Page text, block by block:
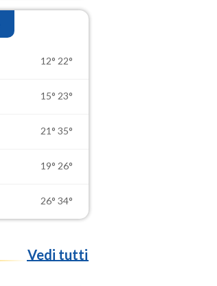
12° 22°
15° 23°
21° 35°
19° 26°
26° 34°
Vedi tutti